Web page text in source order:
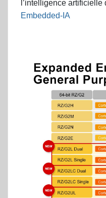
l’intelligence artificielle
Embedded-IA